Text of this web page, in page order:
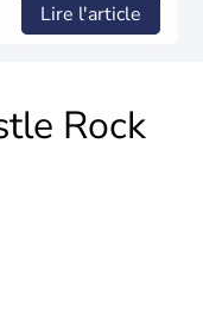
Lire l'article
Rock